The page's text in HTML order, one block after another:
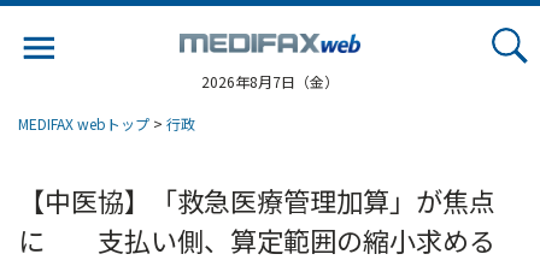
2026年8月7日（金）
MEDIFAX webトップ > 行政
【中医協】「救急医療管理加算」が焦点
に 支払い側、算定範囲の縮小求める